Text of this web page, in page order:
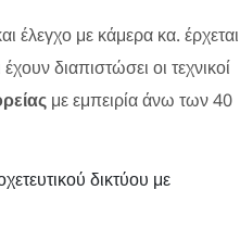
έλεγχο με κάμερα κα. έρχεται
διαπιστώσει οι τεχνικοί
με εμπειρία άνω των 40
δικτύου με